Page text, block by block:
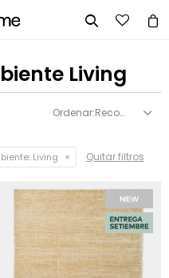

Living
Recomendados
Living Quitar filtros